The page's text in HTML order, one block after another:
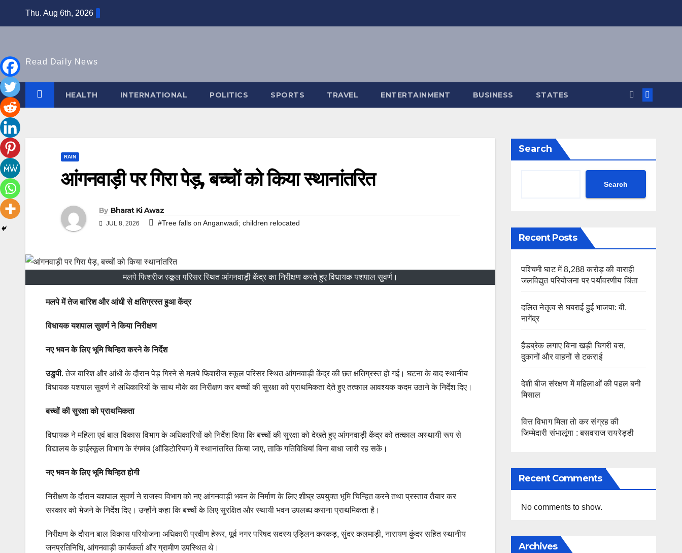
Thu. Aug 6th, 2026
Read Daily News
HEALTH INTERNATIONAL POLITICS SPORTS TRAVEL ENTERTAINMENT BUSINESS STATES
RAIN
आंगनवाड़ी पर गिरा पेड़, बच्चों को किया स्थानांतरित
By Bharat Ki Awaz
JUL 8, 2026 #Tree falls on Anganwadi; children relocated
मलपे फिशरीज स्कूल परिसर स्थित आंगनवाड़ी केंद्र का निरीक्षण करते हुए विधायक यशपाल सुवर्ण।
मलपे में तेज बारिश और आंधी से क्षतिग्रस्त हुआ केंद्र
विधायक यशपाल सुवर्ण ने किया निरीक्षण
नए भवन के लिए भूमि चिन्हित करने के निर्देश
उडुपी. तेज बारिश और आंधी के दौरान पेड़ गिरने से मलपे फिशरीज स्कूल परिसर स्थित आंगनवाड़ी केंद्र की छत क्षतिग्रस्त हो गई। घटना के बाद स्थानीय
विधायक यशपाल सुवर्ण ने अधिकारियों के साथ मौके का निरीक्षण कर बच्चों की सुरक्षा को प्राथमिकता देते हुए तत्काल आवश्यक कदम उठाने के निर्देश दिए।
बच्चों की सुरक्षा को प्राथमिकता
विधायक ने महिला एवं बाल विकास विभाग के अधिकारियों को निर्देश दिया कि बच्चों की सुरक्षा को देखते हुए आंगनवाड़ी केंद्र को तत्काल अस्थायी रूप से
विद्यालय के हाईस्कूल विभाग के रंगमंच (ऑडिटोरियम) में स्थानांतरित किया जाए, ताकि गतिविधियां बिना बाधा जारी रह सकें।
नए भवन के लिए भूमि चिन्हित होगी
निरीक्षण के दौरान यशपाल सुवर्ण ने राजस्व विभाग को नए आंगनवाड़ी भवन के निर्माण के लिए शीघ्र उपयुक्त भूमि चिन्हित करने तथा प्रस्ताव तैयार कर
सरकार को भेजने के निर्देश दिए। उन्होंने कहा कि बच्चों के लिए सुरक्षित और स्थायी भवन उपलब्ध कराना प्राथमिकता है।
निरीक्षण के दौरान बाल विकास परियोजना अधिकारी प्रवीण हेरूर, पूर्व नगर परिषद सदस्य एड्लिन करकड़, सुंदर कलमाड़ी, नारायण कुंदर सहित स्थानीय
जनप्रतिनिधि, आंगनवाड़ी कार्यकर्ता और ग्रामीण उपस्थित थे।
Search
Search
Recent Posts
पश्चिमी घाट में 8,288 करोड़ की वाराही
जलविद्युत परियोजना पर पर्यावरणीय चिंता
दलित नेतृत्व से घबराई हुई भाजपा: बी.
नागेंद्र
हैंडब्रेक लगाए बिना खड़ी चिगरी बस,
दुकानों और वाहनों से टकराई
देशी बीज संरक्षण में महिलाओं की पहल बनी
मिसाल
वित्त विभाग मिला तो कर संग्रह की
जिम्मेदारी संभालूंगा : बसवराज रायरेड्डी
Recent Comments
No comments to show.
Archives